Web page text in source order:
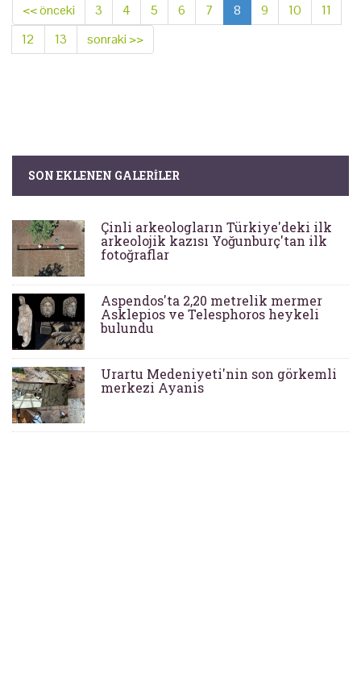
<< önceki 3 4 5 6 7 8 9 10
11
12
13 sonraki >>
SON EKLENEN GALERILER
Çinli arkeologların Türkiye'deki ilk
arkeolojik kazısı Yoğunburç'tan ilk
fotoğraflar
Aspendos'ta 2,20 metrelik mermer
Asklepios ve Telesphoros heykeli
bulundu
Urartu Medeniyeti'nin son görkemli
merkezi Ayanis